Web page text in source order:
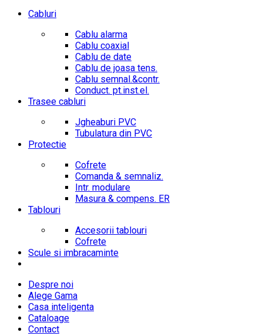
Cabluri
Cablu alarma
Cablu coaxial
Cablu de date
Cablu de joasa tens.
Cablu semnal.&contr.
Conduct. pt.inst.el.
Trasee cabluri
Jgheaburi PVC
Tubulatura din PVC
Protectie
Cofrete
Comanda & semnaliz.
Intr. modulare
Masura & compens. ER
Tablouri
Accesorii tablouri
Cofrete
Scule si imbracaminte
Despre noi
Alege Gama
Casa inteligenta
Cataloage
Contact